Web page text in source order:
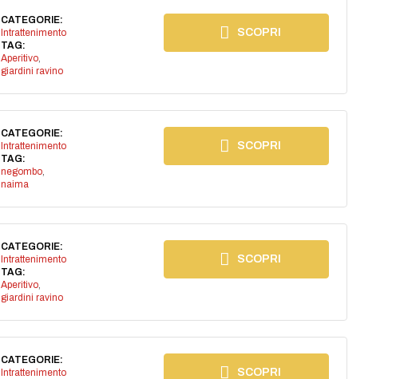
CATEGORIE:
Intrattenimento
TAG:
Aperitivo,
giardini ravino
SCOPRI
CATEGORIE:
Intrattenimento
TAG:
negombo,
naima
SCOPRI
CATEGORIE:
Intrattenimento
TAG:
Aperitivo,
giardini ravino
SCOPRI
CATEGORIE:
Intrattenimento
SCOPRI